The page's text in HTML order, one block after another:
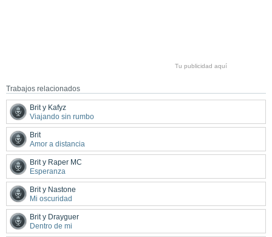
Tu publicidad aquí
Trabajos relacionados
Brit y Kafyz
Viajando sin rumbo
Brit
Amor a distancia
Brit y Raper MC
Esperanza
Brit y Nastone
Mi oscuridad
Brit y Drayguer
Dentro de mi